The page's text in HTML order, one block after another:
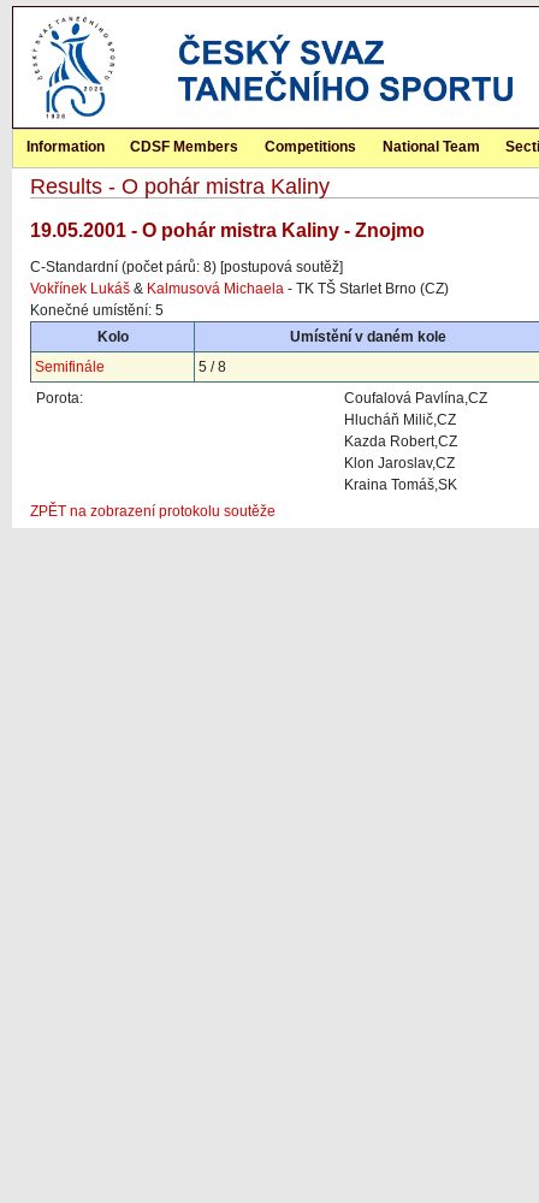
Information CDSF Members Competitions National Team
Results - O pohár mistra Kaliny
19.05.2001 - O pohár mistra Kaliny - Znojmo
C-Standardní (počet párů: 8) [postupová soutěž]
Vokřínek Lukáš & Kalmusová Michaela - TK TŠ Starlet Brno (CZ)
Konečné umístění: 5
Kolo
Umístění v daném kole
Semifinále
5 / 8
Porota:
Coufalová Pavlína,CZ
Hlucháň Milič,CZ
Kazda Robert,CZ
Klon Jaroslav,CZ
Kraina Tomáš,SK
ZPĚT na zobrazení protokolu soutěže